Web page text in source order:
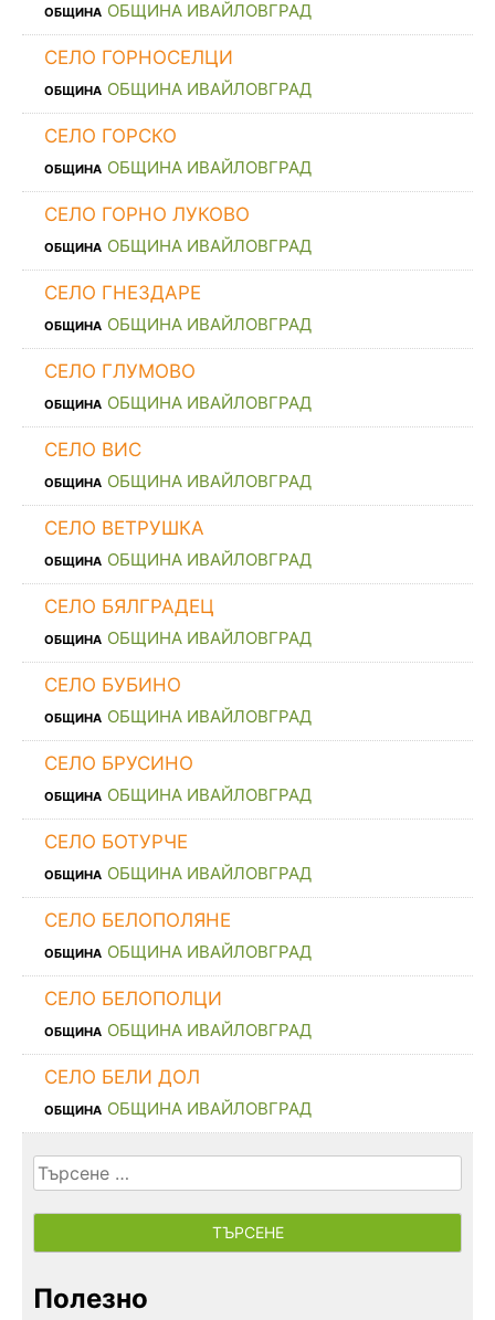
ОБЩИНА ОБЩИНА ИВАЙЛОВГРАД
СЕЛО ГОРНОСЕЛЦИ
ОБЩИНА ОБЩИНА ИВАЙЛОВГРАД
СЕЛО ГОРСКО
ОБЩИНА ОБЩИНА ИВАЙЛОВГРАД
СЕЛО ГОРНО ЛУКОВО
ОБЩИНА ОБЩИНА ИВАЙЛОВГРАД
СЕЛО ГНЕЗДАРЕ
ОБЩИНА ОБЩИНА ИВАЙЛОВГРАД
СЕЛО ГЛУМОВО
ОБЩИНА ОБЩИНА ИВАЙЛОВГРАД
СЕЛО ВИС
ОБЩИНА ОБЩИНА ИВАЙЛОВГРАД
СЕЛО ВЕТРУШКА
ОБЩИНА ОБЩИНА ИВАЙЛОВГРАД
СЕЛО БЯЛГРАДЕЦ
ОБЩИНА ОБЩИНА ИВАЙЛОВГРАД
СЕЛО БУБИНО
ОБЩИНА ОБЩИНА ИВАЙЛОВГРАД
СЕЛО БРУСИНО
ОБЩИНА ОБЩИНА ИВАЙЛОВГРАД
СЕЛО БОТУРЧЕ
ОБЩИНА ОБЩИНА ИВАЙЛОВГРАД
СЕЛО БЕЛОПОЛЯНЕ
ОБЩИНА ОБЩИНА ИВАЙЛОВГРАД
СЕЛО БЕЛОПОЛЦИ
ОБЩИНА ОБЩИНА ИВАЙЛОВГРАД
СЕЛО БЕЛИ ДОЛ
ОБЩИНА ОБЩИНА ИВАЙЛОВГРАД
Търсене
за:
Полезно